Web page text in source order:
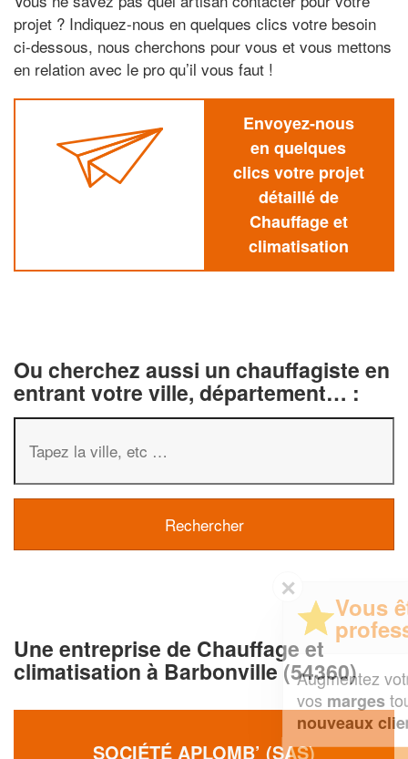
projet ? Indiquez-nous en quelques clics votre besoin
ci-dessous, nous cherchons pour vous et vous mettons
en relation avec le pro qu’il vous faut !
Envoyez-nous
en quelques
clics votre projet
détaillé de
Chauffage et
climatisation
Ou cherchez aussi un chauffagiste en
entrant votre ville, département… :
Une entreprise de Chauffage et
climatisation à Barbonville (54360)
SOCIÉTÉ APLOMB’ (SAS)
professionnel ?
Augmentez votrechiffre d'affaireset
tout en gagnant de